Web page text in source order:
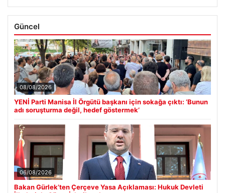
Güncel
08/08/2026
YENİ Parti Manisa İl Örgütü başkanı için sokağa çıktı: ‘Bunun
adı soruşturma değil, hedef göstermek’
06/08/2026
Bakan Gürlek’ten Çerçeve Yasa Açıklaması: Hukuk Devleti